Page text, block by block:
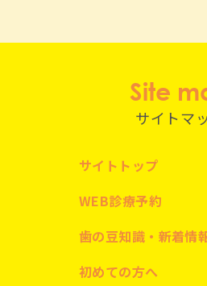
Site
サイトマ
サイトトップ
WEB診療予約
歯の豆知識・新着情
初めての方へ